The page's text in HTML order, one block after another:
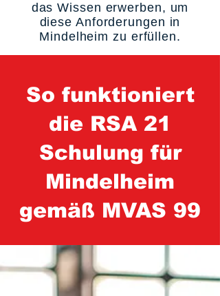
das Wissen erwerben, um
diese Anforderungen in
Mindelheim zu erfüllen.
So funktioniert
die RSA 21
Schulung für
Mindelheim
gemäß MVAS 99